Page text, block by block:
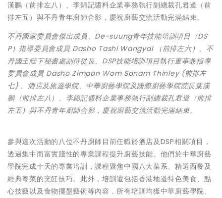
不丹國家委員會傑出成員、De-suung青年技能培訓項目（DS
P）指導委員會成員 Dasho Tashi Wangyal （前排左六）、不
丹國王陛下秘書處副侍從長、DSP技能培訓項目執行董事兼指導
委員會成員 Dasho Zimpon Wom Sonam Thinley (前排左
七) 、酒店及旅遊學院、中華廚藝學院及國際廚藝學院院長葉漢
鵬（前排左八）、李錦記醬料企業事務執行副總裁孔君道（前排
左五）與不丹青年廚師合影，慶祝廚藝交流活動完滿結束。
參與這次活動的八位不丹廚師目前任職於酒店及DSP相關項目，
透過集中而富實踐性的專業課程提升廚藝技能。他們於中華廚藝
學院完成十天的專業培訓，課程聚焦中國八大菜系、精選西餐及
經典粵菜的烹飪技巧。此外，培訓還包括香港地道特色美食、點
心技藝以及食物擺盤藝術等內容，所有培訓均獲中華廚藝學院、